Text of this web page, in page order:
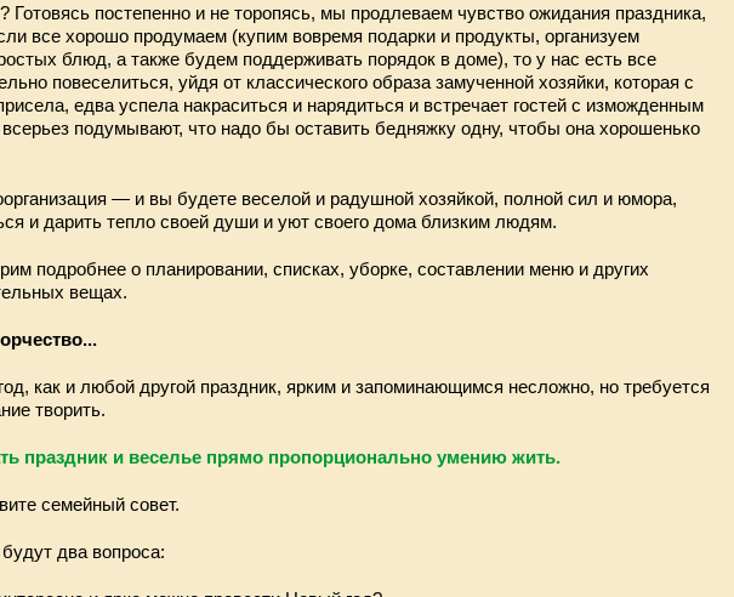
Готовясь постепенно и не торопясь, мы продлеваем чувство ожидания праздника,
все хорошо продумаем (купим вовремя подарки и продукты, организуем
блюд, а также будем поддерживать порядок в доме), то у нас есть все
повеселиться, уйдя от классического образа замученной хозяйки, которая с
едва успела накраситься и нарядиться и встречает гостей с изможденным
всерьез подумывают, что надо бы оставить бедняжку одну, чтобы она хорошенько
— и вы будете веселой и радушной хозяйкой, полной сил и юмора,
и дарить тепло своей души и уют своего дома близким людям.
подробнее о планировании, списках, уборке, составлении меню и других
вещах.
как и любой другой праздник, ярким и запоминающимся несложно, но требуется
творить.
праздник и веселье прямо пропорционально умению жить.
семейный совет.
два вопроса: